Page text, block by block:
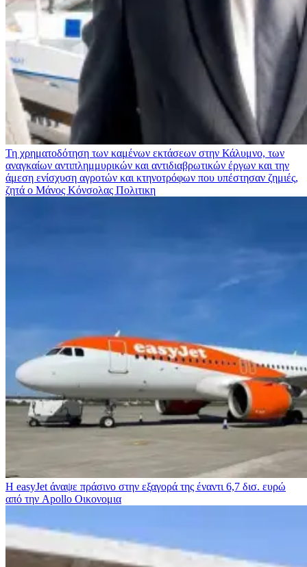
Τη χρηματοδότηση των καμένων εκτάσεων στην Κάλυμνο, των
αναγκαίων αντιπλημμυρικών και αντιδιαβρωτικών έργων και την
άμεση ενίσχυση αγροτών και κτηνοτρόφων που υπέστησαν ζημιές,
ζητά ο Μάνος Κόνσολας Πολιτικη
Η easyJet άναψε πράσινο στην εξαγορά της έναντι 6,7 δισ. ευρώ
από την Apollo Οικονομια